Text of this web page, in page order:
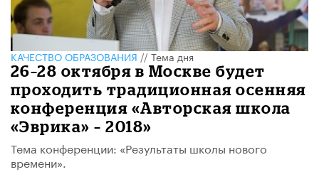
КАЧЕСТВО ОБРАЗОВАНИЯ//Тема дня
26–28 октября в Москве будет
проходить традиционная осенняя
конференция «Авторская школа
«Эврика» – 2018»
Тема конференции: «Результаты школы нового
времени».